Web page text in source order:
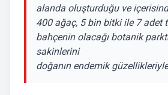
alanda oluşturduğu ve
400 ağaç, 5 bin bitki ile 7 adet
bahçenin olacağı botanik
sakinlerini
doğanın endemik